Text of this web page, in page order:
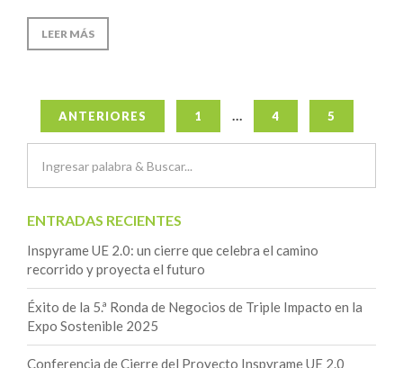
LEER MÁS
Navegación
de
entradas
ANTERIORES 1 … 4 5
ENTRADAS RECIENTES
Inspyrame UE 2.0: un cierre que celebra el camino
recorrido y proyecta el futuro
Éxito de la 5.ª Ronda de Negocios de Triple Impacto en la
Expo Sostenible 2025
Conferencia de Cierre del Proyecto Inspyrame UE 2.0